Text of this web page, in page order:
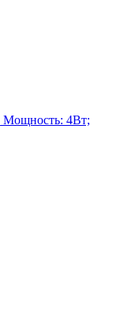
Мощность: 4Вт;